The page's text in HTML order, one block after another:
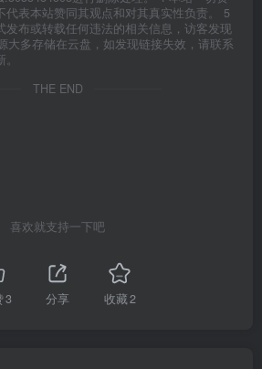
代表本站赞同其观点和对其真实性负责。 5
发布或转载任何违法的相关信息，访客发现
大多存储在云盘，如发现链接失效，请联系
THE END
喜欢就支持一下吧
3 分享 收藏2